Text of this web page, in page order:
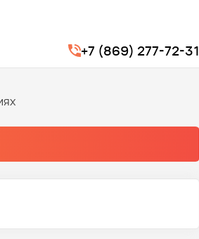
+7 (869) 277-72-31